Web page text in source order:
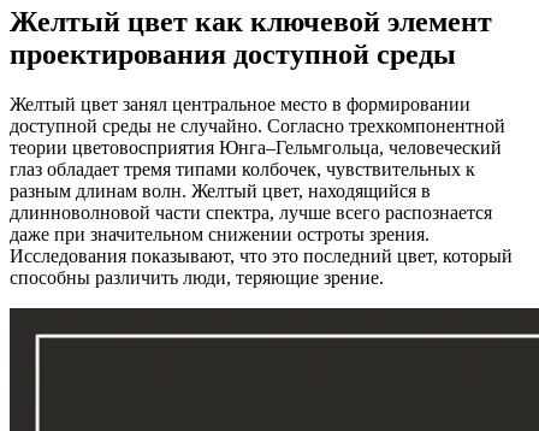
Желтый цвет как ключевой элемент
проектирования доступной среды
Желтый цвет занял центральное место в формировании
доступной среды не случайно. Согласно трехкомпонентной
теории цветовосприятия Юнга–Гельмгольца, человеческий
глаз обладает тремя типами колбочек, чувствительных к
разным длинам волн. Желтый цвет, находящийся в
длинноволновой части спектра, лучше всего распознается
даже при значительном снижении остроты зрения.
Исследования показывают, что это последний цвет, который
способны различить люди, теряющие зрение.